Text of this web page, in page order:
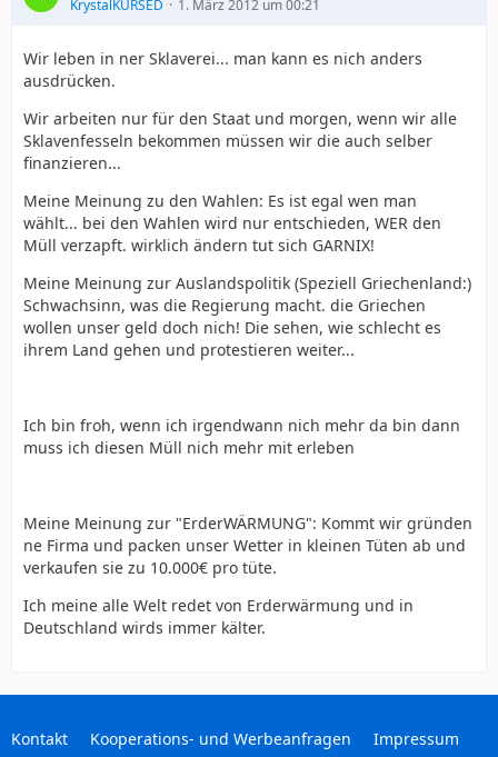
KrystalKURSED 1. März 2012 um 00:21
Wir leben in ner Sklaverei... man kann es nich anders
ausdrücken.
Wir arbeiten nur für den Staat und morgen, wenn wir alle
Sklavenfesseln bekommen müssen wir die auch selber
finanzieren...
Meine Meinung zu den Wahlen: Es ist egal wen man
wählt... bei den Wahlen wird nur entschieden, WER den
Müll verzapft. wirklich ändern tut sich GARNIX!
Meine Meinung zur Auslandspolitik (Speziell Griechenland:)
Schwachsinn, was die Regierung macht. die Griechen
wollen unser geld doch nich! Die sehen, wie schlecht es
ihrem Land gehen und protestieren weiter...
Ich bin froh, wenn ich irgendwann nich mehr da bin dann
muss ich diesen Müll nich mehr mit erleben
Meine Meinung zur "ErderWÄRMUNG": Kommt wir gründen
ne Firma und packen unser Wetter in kleinen Tüten ab und
verkaufen sie zu 10.000€ pro tüte.
Ich meine alle Welt redet von Erderwärmung und in
Deutschland wirds immer kälter.
Kontakt Kooperations- und Werbeanfragen Impressum